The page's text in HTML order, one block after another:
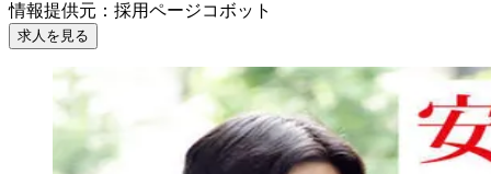
情報提供元 ： 採用ページコボット
求人を見る